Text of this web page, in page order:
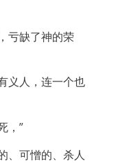
亏缺了神的荣
义人，连一个也
，”
、可憎的、杀人